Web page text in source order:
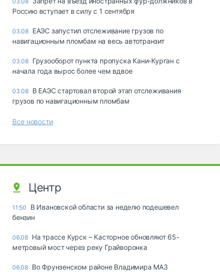
Россию вступает в силу с 1 сентября
03.08 ЕАЭС запустил отслеживание грузов по
навигационным пломбам на весь автотранзит
03.08 Грузооборот пункта пропуска Кани-Курган с
начала года вырос более чем вдвое
03.08 В ЕАЭС стартовал второй этап отслеживания
грузов по навигационным пломбам
Все новости
Центр
11:50
В Ивановской области за неделю подешевел
бензин
06.08 На трассе Курск – Касторное обновляют 65-
метровый мост через реку Грайворонка
06.08 Во Фрунзенском районе Владимира МАЗ